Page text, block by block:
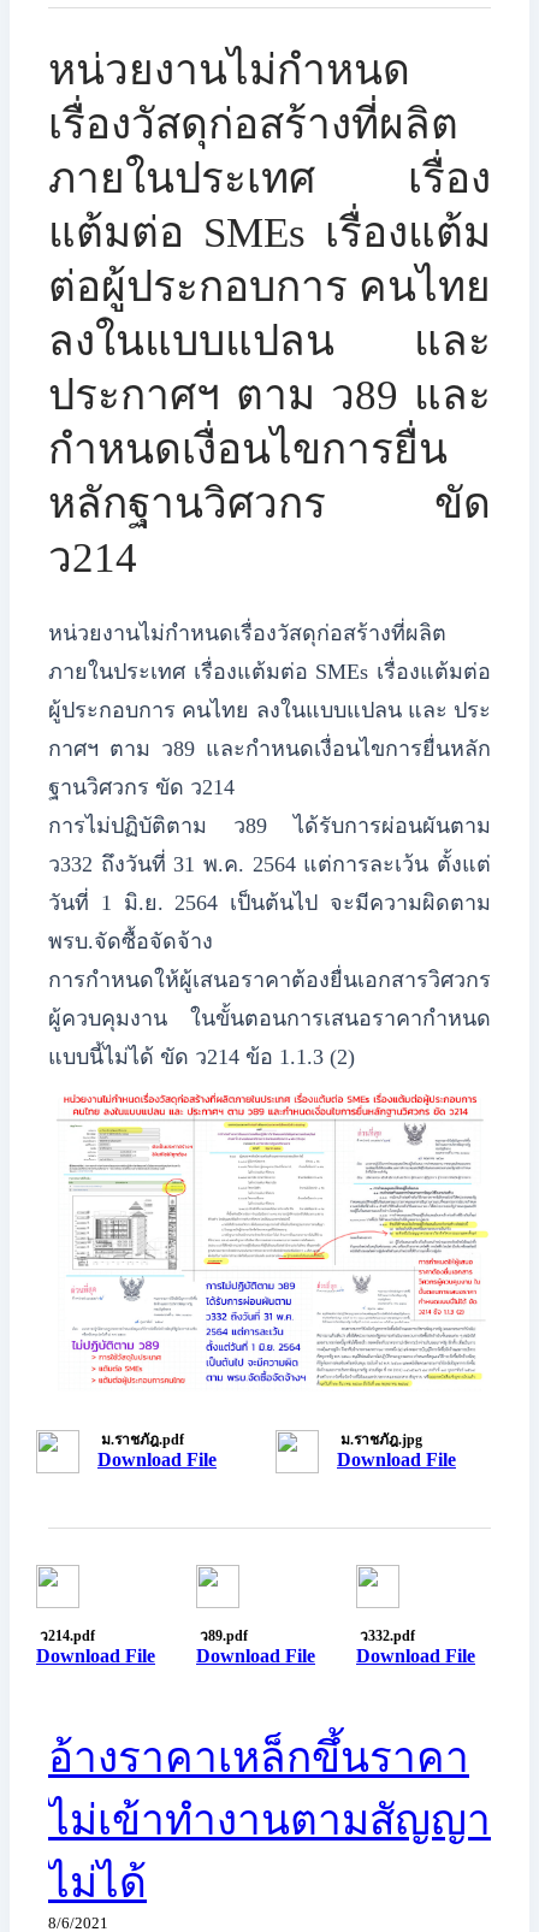
​หน่วยงานไม่กำหนด
เรื่องวัสดุก่อสร้างที่ผลิต
ภายในประเทศ เรื่อง
แต้มต่อ SMEs เรื่องแต้ม
ต่อผู้ประกอบการ คนไทย
ลงในแบบแปลน และ
ประกาศฯ ตาม ว89 และ
กำหนดเงื่อนไขการยื่น
หลักฐานวิศวกร ขัด
ว214
หน่วยงานไม่กำหนดเรื่องวัสดุก่อสร้างที่ผลิต
ภายในประเทศ เรื่องแต้มต่อ SMEs เรื่องแต้มต่อ
ผู้ประกอบการ คนไทย ลงในแบบแปลน และ ประ
กาศฯ ตาม ว89 และกำหนดเงื่อนไขการยื่นหลัก
ฐานวิศวกร ขัด ว214
​การไม่ปฏิบัติตาม ว89 ได้รับการผ่อนผันตาม
ว332 ถึงวันที่ 31 พ.ค. 2564 แต่การละเว้น ตั้งแต่
วันที่ 1 มิ.ย. 2564 เป็นต้นไป จะมีความผิดตาม
พรบ.จัดซื้อจัดจ้าง
​การกำหนดให้ผู้เสนอราคาต้องยื่นเอกสารวิศวกร
ผู้ควบคุมงาน ในขั้นตอนการเสนอราคากำหนด
แบบนี้ไม่ได้ ขัด ว214 ข้อ 1.1.3 (2)
ม.ราชภัฎ.pdf
Download File
ม.ราชภัฎ.jpg
Download File
ว214.pdf
Download File
ว89.pdf
Download File
ว332.pdf
Download File
อ้างราคาเหล็กขึ้นราคา
ไม่เข้าทำงานตามสัญญา
ไม่ได้
8/6/2021